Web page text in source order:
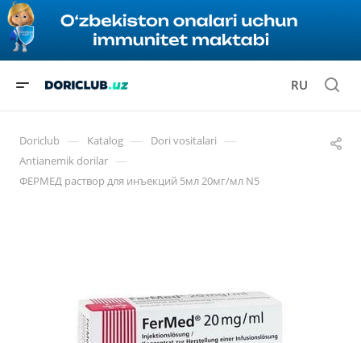
RU
Doriclub — Katalog — Dori vositalari —
Antianemik dorilar —
ФЕРМЕД раствор для инъекций 5мл 20мг/мл N5